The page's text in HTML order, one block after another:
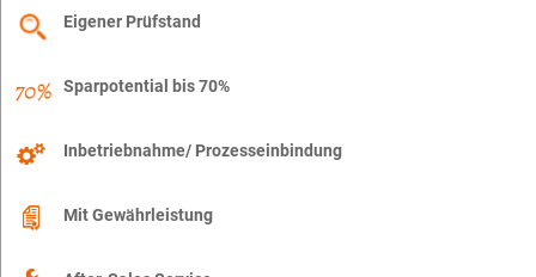
Eigener Prüfstand
Sparpotential bis 70%
Inbetriebnahme/ Prozesseinbindung
Mit Gewährleistung